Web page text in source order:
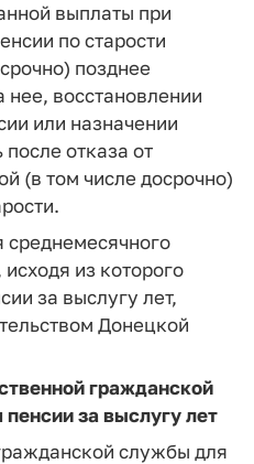
выплаты при
по старости
позднее
нее, восстановлении
или назначении
отказа от
(в том числе досрочно)
из которого
за выслугу лет,
Донецкой
гражданской
за выслугу лет
службы для